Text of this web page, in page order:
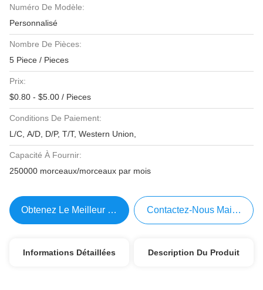
Numéro De Modèle:
Personnalisé
Nombre De Pièces:
5 Piece / Pieces
Prix:
$0.80 - $5.00 / Pieces
Conditions De Paiement:
L/C, A/D, D/P, T/T, Western Union,
Capacité À Fournir:
250000 morceaux/morceaux par mois
Obtenez Le Meilleur Prix Contactez-Nous Maintenant
Informations Détaillées Description Du Produit